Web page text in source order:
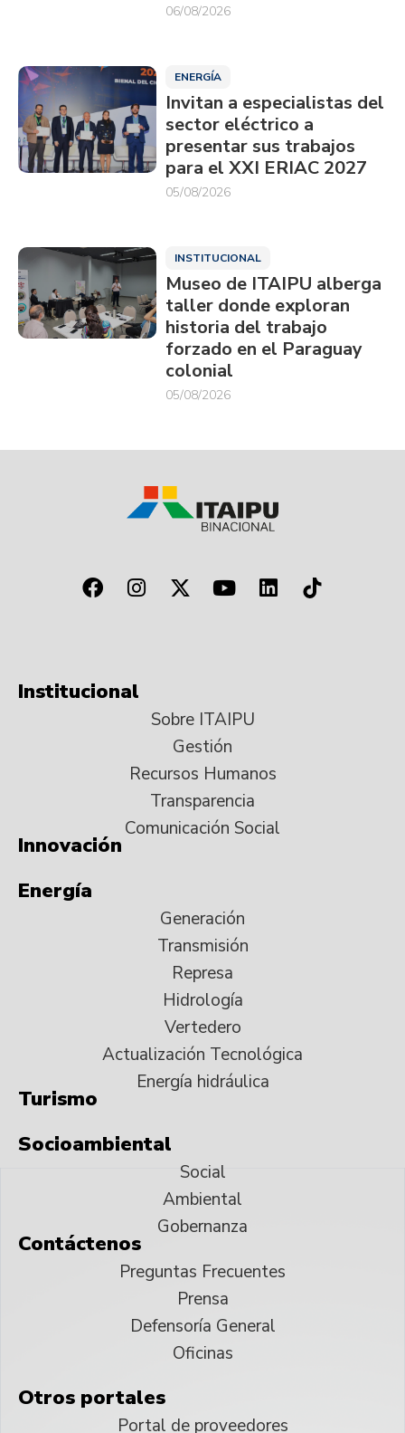
06/08/2026
ENERGÍA
Invitan a especialistas del
sector eléctrico a
presentar sus trabajos
para el XXI ERIAC 2027
05/08/2026
INSTITUCIONAL
Museo de ITAIPU alberga
taller donde exploran
historia del trabajo
forzado en el Paraguay
colonial
05/08/2026
Institucional
Sobre ITAIPU
Gestión
Recursos Humanos
Transparencia
Comunicación Social
Innovación
Energía
Generación
Transmisión
Represa
Hidrología
Vertedero
Actualización Tecnológica
Energía hidráulica
Turismo
Socioambiental
Social
Ambiental
Gobernanza
Contáctenos
Preguntas Frecuentes
Prensa
Defensoría General
Oficinas
Otros portales
Portal de proveedores